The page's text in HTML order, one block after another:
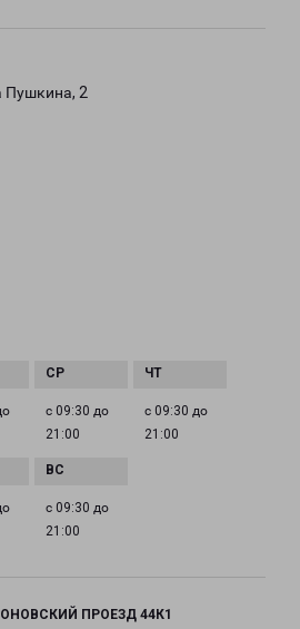
Пушкина, 2
с 09:30 до
21:00
с 09:30 до
21:00
с 09:30 до
21:00
ПРОЕЗД 44К1